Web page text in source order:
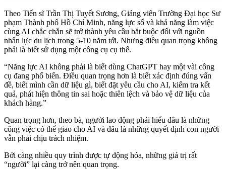
Theo Tiến sĩ Trần Thị Tuyết Sương, Giảng viên Trường Đại học Sư
phạm Thành phố Hồ Chí Minh, năng lực số và khả năng làm việc
cùng AI chắc chắn sẽ trở thành yêu cầu bắt buộc đối với nguồn
nhân lực du lịch trong 5-10 năm tới. Nhưng điều quan trọng không
phải là biết sử dụng một công cụ cụ thể.
“Năng lực AI không phải là biết dùng ChatGPT hay một vài công
cụ đang phổ biến. Điều quan trọng hơn là biết xác định đúng vấn
đề, biết mình cần dữ liệu gì, biết đặt yêu cầu cho AI, kiểm tra kết
quả, phát hiện thông tin sai hoặc thiên lệch và bảo vệ dữ liệu của
khách hàng.”
Quan trọng hơn, theo bà, người lao động phải hiểu đâu là những
công việc có thể giao cho AI và đâu là những quyết định con người
vẫn phải chịu trách nhiệm.
Bởi càng nhiều quy trình được tự động hóa, những giá trị rất
“người” lại càng trở nên quan trọng.